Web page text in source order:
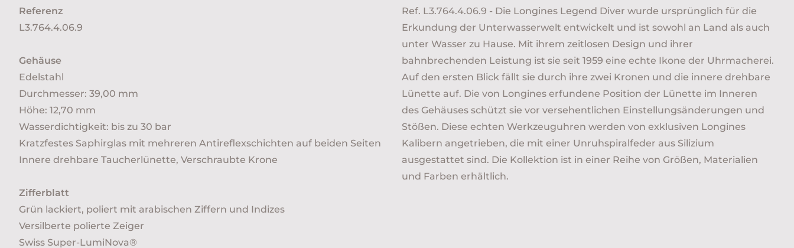
Referenz
L3.764.4.06.9
Gehäuse
Edelstahl
Durchmesser: 39,00 mm
Höhe: 12,70 mm
Wasserdichtigkeit: bis zu 30 bar
Kratzfestes Saphirglas mit mehreren Antireflexschichten auf beiden Seiten
Innere drehbare Taucherlünette, Verschraubte Krone
Zifferblatt
Grün lackiert, poliert mit arabischen Ziffern und Indizes
Versilberte polierte Zeiger
Swiss Super-LumiNova®
Ref. L3.764.4.06.9 - Die Longines Legend Diver wurde ursprünglich für die
Erkundung der Unterwasserwelt entwickelt und ist sowohl an Land als auch
unter Wasser zu Hause. Mit ihrem zeitlosen Design und ihrer
bahnbrechenden Leistung ist sie seit 1959 eine echte Ikone der Uhrmacherei.
Auf den ersten Blick fällt sie durch ihre zwei Kronen und die innere drehbare
Lünette auf. Die von Longines erfundene Position der Lünette im Inneren
des Gehäuses schützt sie vor versehentlichen Einstellungsänderungen und
Stößen. Diese echten Werkzeuguhren werden von exklusiven Longines
Kalibern angetrieben, die mit einer Unruhspiralfeder aus Silizium
ausgestattet sind. Die Kollektion ist in einer Reihe von Größen, Materialien
und Farben erhältlich.